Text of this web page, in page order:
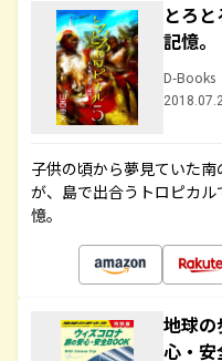
とろ
記憶
D-Books
子供の頃から夢見ていた
が、島で出合うトロピカ
憶。
地球の
心・安